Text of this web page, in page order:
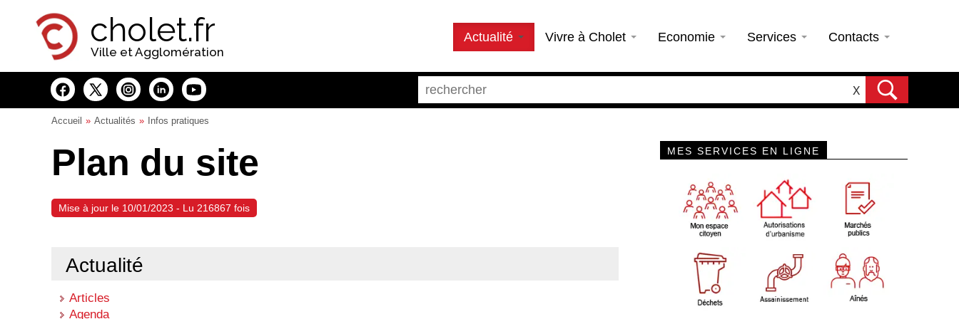
cholet.fr
Ville et Agglomération
Actualité Vivre à Cholet Economie Services Contacts
X
Accueil Actualités Infos pratiques
Plan du site
Mise à jour le 10/01/2023 - Lu 216867 fois
Actualité
Articles
Agenda
MES SERVICES EN LIGNE